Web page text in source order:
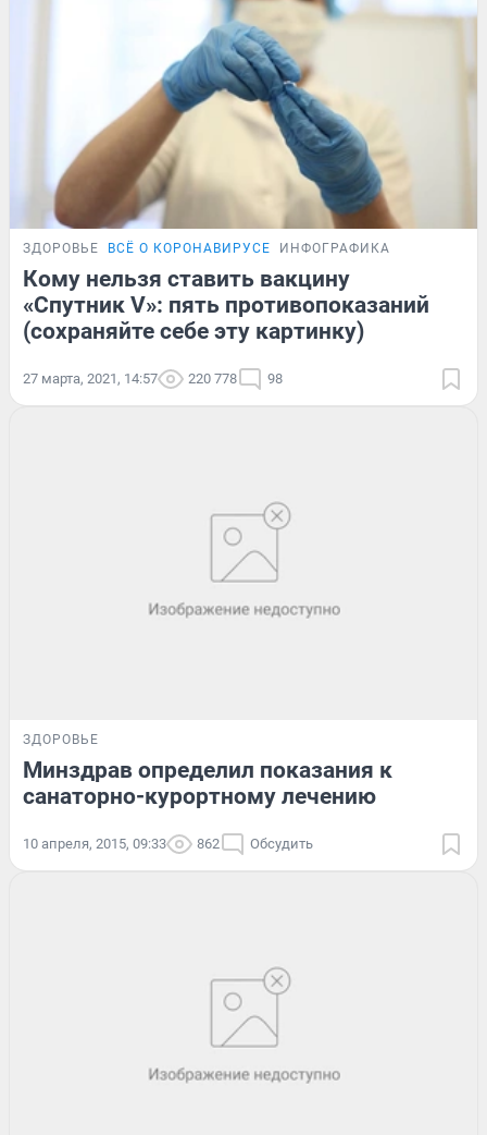
ЗДОРОВЬЕ ВСЁ О КОРОНАВИРУСЕ ИНФОГРАФИКА
Кому нельзя ставить вакцину
«Спутник V»: пять противопоказаний
(сохраняйте себе эту картинку)
27 марта, 2021, 14:57 220 778 98
ЗДОРОВЬЕ
Минздрав определил показания к
санаторно-курортному лечению
10 апреля, 2015, 09:33 862 Обсудить